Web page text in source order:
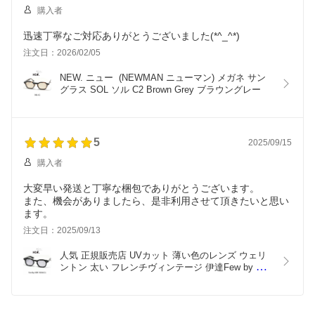
購入者
迅速丁寧なご対応ありがとうございました(*^_^*)
注文日：2026/02/05
NEW. ニュー  (NEWMAN ニューマン) メガネ サン
グラス SOL ソル C2 Brown Grey ブラウングレー
5 2025/09/15
購入者
大変早い発送と丁寧な梱包でありがとうございます。
また、機会がありましたら、是非利用させて頂きたいと思い
ます。
注文日：2025/09/13
人気 正規販売店 UVカット 薄い色のレンズ ウェリ
ントン 太い フレンチヴィンテージ 伊達Few by